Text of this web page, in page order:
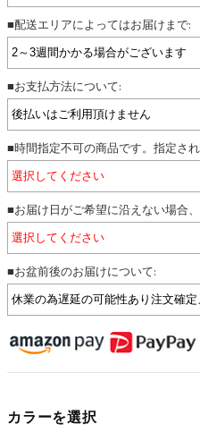
■配送エリアによってはお届けまで:
■お支払方法について:
■時間指定不可の商品です。指定さ
■お届け日がご希望に沿えない場合
■お盆前後のお届けについて:
カラーを選択